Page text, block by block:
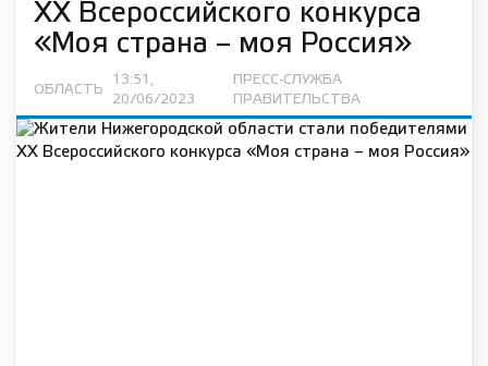
ХХ Всероссийского конкурса
«Моя страна – моя Россия»
ОБЛАСТЬ
13:51,
20/06/2023
ПРЕСС-СЛУЖБА
ПРАВИТЕЛЬСТВА